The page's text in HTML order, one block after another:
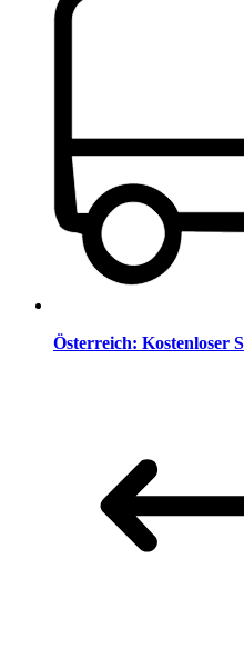
Österreich: Kostenloser